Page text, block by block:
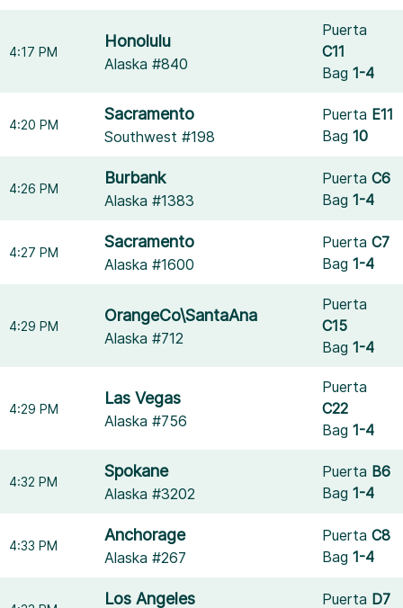
4:17 PM
Honolulu
Alaska #840
Puerta
C11
Bag1-4
4:20 PM
Sacramento
Southwest #198
Puerta E11
Bag10
4:26 PM
Burbank
Alaska #1383
PuertaC6
Bag1-4
4:27 PM
Sacramento
Alaska #1600
PuertaC7
Bag1-4
4:29 PM
OrangeCo\SantaAna
Alaska #712
Puerta
C15
Bag1-4
4:29 PM
Las Vegas
Alaska #756
Puerta
C22
Bag1-4
4:32 PM
Spokane
Alaska #3202
Puerta B6
Bag1-4
4:33 PM
Anchorage
Alaska #267
PuertaC8
Bag1-4
Los Angeles Puerta D7